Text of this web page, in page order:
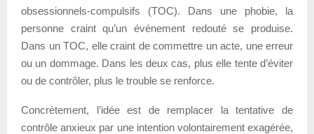
obsessionnels-compulsifs (TOC). Dans une phobie, la
personne craint qu’un événement redouté se produise.
Dans un TOC, elle craint de commettre un acte, une erreur
ou un dommage. Dans les deux cas, plus elle tente d’éviter
ou de contrôler, plus le trouble se renforce.
Concrètement, l’idée est de remplacer la tentative de
contrôle anxieux par une intention volontairement exagérée,